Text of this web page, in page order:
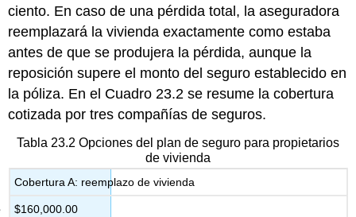
ciento. En caso de una pérdida total, la aseguradora
reemplazará la vivienda exactamente como estaba
antes de que se produjera la pérdida, aunque la
reposición supere el monto del seguro establecido en
la póliza. En el Cuadro 23.2 se resume la cobertura
cotizada por tres compañías de seguros.
Tabla 23.2 Opciones del plan de seguro para propietarios
de vivienda
Cobertura A: reemplazo de vivienda
$160,000.00